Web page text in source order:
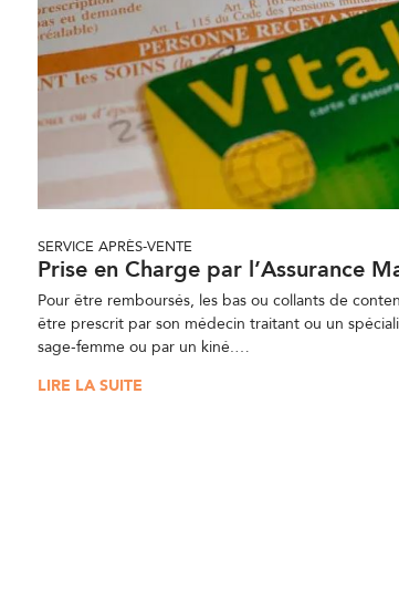
SERVICE APRÈS-VENTE
Prise en Charge par l’Assurance
Pour être remboursés, les bas ou collants de
être prescrit par son médecin traitant ou un
sage-femme ou par un kiné.…
LIRE LA SUITE